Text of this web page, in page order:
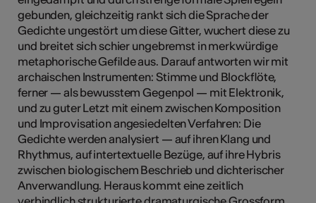
gebunden, gleichzeitig rankt sich die Sprache der
Gedichte ungestört um diese Gitter, wuchert diese zu
und breitet sich schier ungebremst in merkwürdige
metaphorische Gefilde aus. Darauf antworten wir mit
archaischen Instrumenten: Stimme und Blockflöte,
ferner — als bewusstem Gegenpol — mit Elektronik,
und zu guter Letzt mit einem zwischen Komposition
und Improvisation angesiedelten Verfahren: Die
Gedichte werden analysiert — auf ihren Klang und
Rhythmus, auf intertextuelle Bezüge, auf ihre Hybris
zwischen biologischem Beschrieb und dichterischer
Anverwandlung. Heraus kommt eine zeitlich